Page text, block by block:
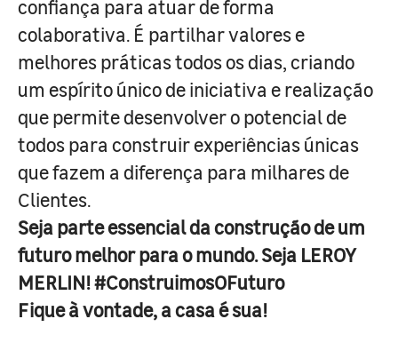
confiança para atuar de forma
colaborativa. É partilhar valores e
melhores práticas todos os dias, criando
um espírito único de iniciativa e realização
que permite desenvolver o potencial de
todos para construir experiências únicas
que fazem a diferença para milhares de
Clientes.
Seja parte essencial da construção de um
futuro melhor para o mundo. Seja LEROY
MERLIN! #ConstruimosOFuturo
Fique à vontade, a casa é sua!